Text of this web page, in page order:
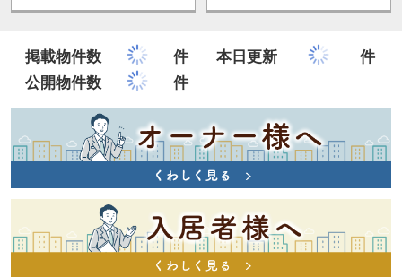
掲載物件数 件 本日更新
件
公開物件数
件